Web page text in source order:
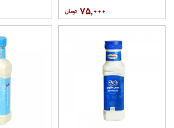
۷۵,۰۰۰